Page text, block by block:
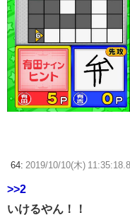
64: 2019/10/10(木)
>>2
いけるやん！！